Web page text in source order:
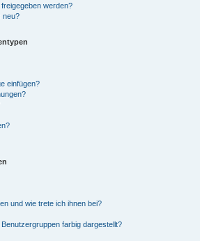
werden?
neu?
einfügen?
und wie trete ich ihnen bei?
farbig dargestellt?